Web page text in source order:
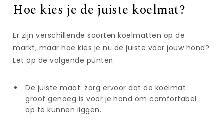
Hoe kies je de juiste koelmat?
Er zijn verschillende soorten koelmatten op de
markt, maar hoe kies je nu de juiste voor jouw hond?
Let op de volgende punten:
De juiste maat: zorg ervoor dat de koelmat
groot genoeg is voor je hond om comfortabel
op te kunnen liggen.